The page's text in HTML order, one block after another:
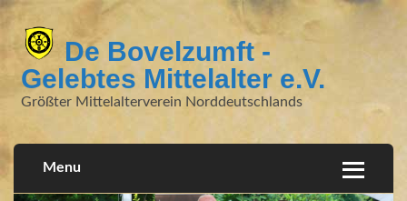
De Bovelzumft -
Gelebtes Mittelalter e.V.
Größter Mittelalterverein Norddeutschlands
Menu